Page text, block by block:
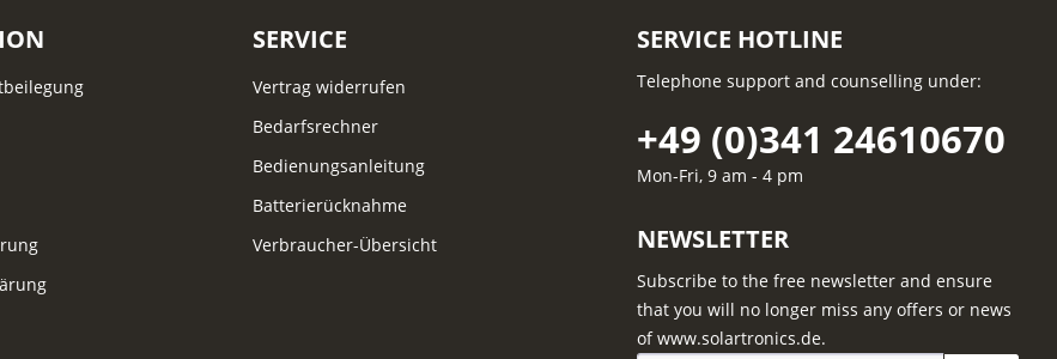
SERVICE
Vertrag widerrufen
Bedarfsrechner
Bedienungsanleitung
Batterierücknahme
Verbraucher-Übersicht
SERVICE HOTLINE
Telephone support and counselling under:
+49 (0)341 24610670
Mon-Fri, 9 am - 4 pm
NEWSLETTER
Subscribe to the free newsletter and ensure
that you will no longer miss any offers or news
of www.solartronics.de.